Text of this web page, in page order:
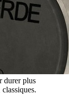
durer plus